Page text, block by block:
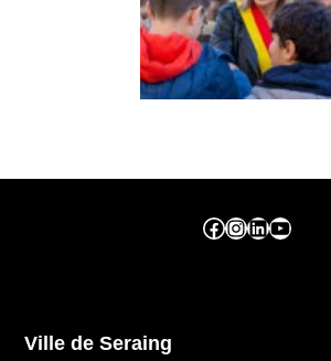
Facebook ville de seraing Instragram ville de seraing linkedin – ville de seraing YouTube
Ville de Seraing